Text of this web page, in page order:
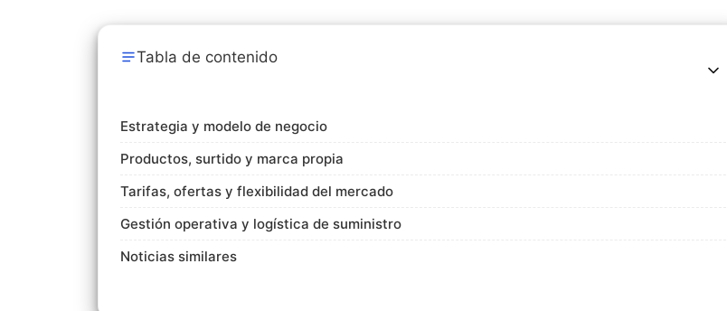
Tabla de contenido
Estrategia y modelo de negocio
Productos, surtido y marca propia
Tarifas, ofertas y flexibilidad del mercado
Gestión operativa y logística de suministro
Noticias similares